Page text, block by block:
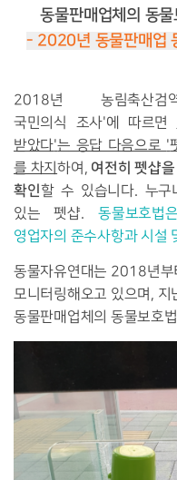
동물판매업체의 동
- 2020년 동물판매업
2018년 농림축산검
국민의식
조사'에 따르면
받았다'는 응답 다음으로 '
를 차지하여, 여전히 펫샵
확인할 수 있습니다. 누구
있는 펫샵.동물보호법
영업자의 준수사항과 시설
동물자유연대는 2018년
모니터링해오고 있으며,
동물판매업체의 동물보호법